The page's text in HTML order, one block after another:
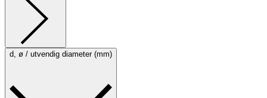
d, ø / utvendig diameter (mm)